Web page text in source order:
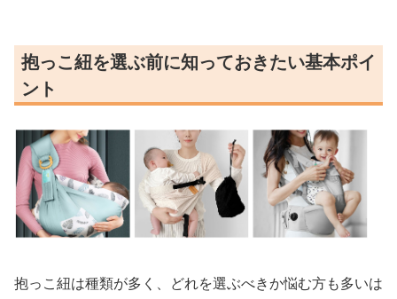
抱っこ紐を選ぶ前に知っておきたい基本ポイ
ント
抱っこ紐は種類が多く、どれを選ぶべきか悩む方も多いは